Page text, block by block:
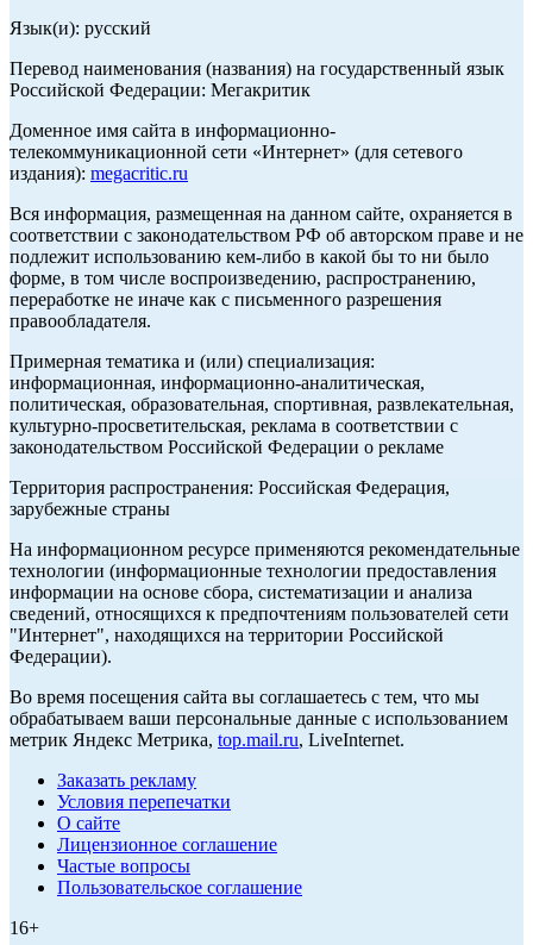
Язык(и): русский
Перевод наименования (названия) на государственный язык
Российской Федерации: Мегакритик
Доменное имя сайта в информационно-
телекоммуникационной сети «Интернет» (для сетевого
издания): megacritic.ru
Вся информация, размещенная на данном сайте, охраняется в
соответствии с законодательством РФ об авторском праве и не
подлежит использованию кем-либо в какой бы то ни было
форме, в том числе воспроизведению, распространению,
переработке не иначе как с письменного разрешения
правообладателя.
Примерная тематика и (или) специализация:
информационная, информационно-аналитическая,
политическая, образовательная, спортивная, развлекательная,
культурно-просветительская, реклама в соответствии с
законодательством Российской Федерации о рекламе
Территория распространения: Российская Федерация,
зарубежные страны
На информационном ресурсе применяются рекомендательные
технологии (информационные технологии предоставления
информации на основе сбора, систематизации и анализа
сведений, относящихся к предпочтениям пользователей сети
"Интернет", находящихся на территории Российской
Федерации).
Во время посещения сайта вы соглашаетесь с тем, что мы
обрабатываем ваши персональные данные с использованием
метрик Яндекс Метрика, top.mail.ru, LiveInternet.
Заказать рекламу
Условия перепечатки
О сайте
Лицензионное соглашение
Частые вопросы
Пользовательское соглашение
16+